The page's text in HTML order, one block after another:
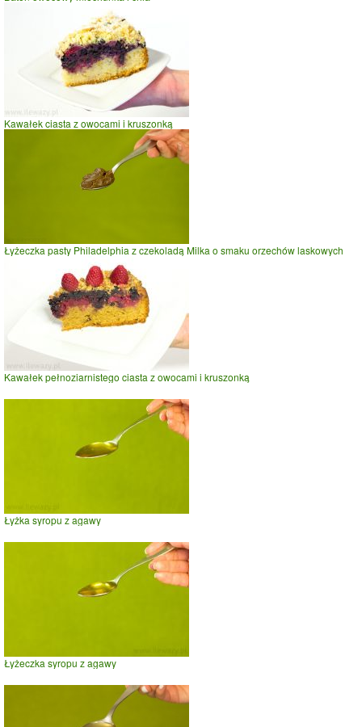
Kawałek ciasta z owocami i kruszonką
Łyżeczka pasty Philadelphia z czekoladą Milka o smaku orzechów laskowych
Kawałek pełnoziarnistego ciasta z owocami i kruszonką
Łyżka syropu z agawy
Łyżeczka syropu z agawy